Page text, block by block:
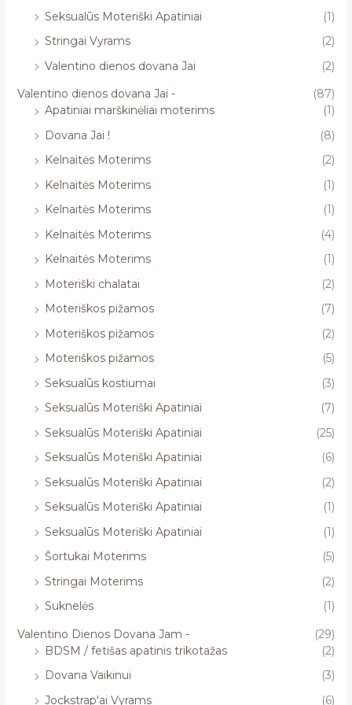
Seksualūs Moteriški Apatiniai
(1)
Stringai Vyrams
(2)
Valentino dienos dovana Jai
(2)
Valentino dienos dovana Jai -
(87)
Apatiniai marškinėliai moterims
(1)
Dovana Jai !
(8)
Kelnaitės Moterims
(2)
Kelnaitės Moterims
(1)
Kelnaitės Moterims
(1)
Kelnaitės Moterims
(4)
Kelnaitės Moterims
(1)
Moteriški chalatai
(2)
Moteriškos pižamos
(7)
Moteriškos pižamos
(2)
Moteriškos pižamos
(5)
Seksualūs kostiumai
(3)
Seksualūs Moteriški Apatiniai
(7)
Seksualūs Moteriški Apatiniai
(25)
Seksualūs Moteriški Apatiniai
(6)
Seksualūs Moteriški Apatiniai
(2)
Seksualūs Moteriški Apatiniai
(1)
Seksualūs Moteriški Apatiniai
(1)
Šortukai Moterims
(5)
Stringai Moterims
(2)
Suknelės
(1)
Valentino Dienos Dovana Jam -
(29)
BDSM / fetišas apatinis trikotažas
(2)
Dovana Vaikinui
(3)
Jockstrap'ai Vyrams
(6)